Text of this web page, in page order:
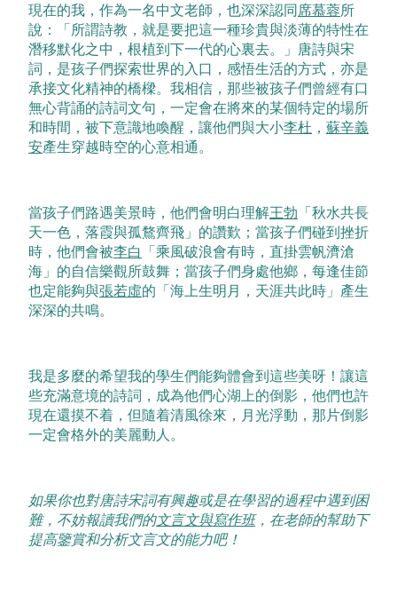
現在的我，作為一名中文老師，也深深認同席慕蓉所
說：「所謂詩教，就是要把這一種珍貴與淡薄的特性在
潛移默化之中，根植到下一代的心裏去。」唐詩與宋
詞，是孩子們探索世界的入口，感悟生活的方式，亦是
承接文化精神的橋樑。我相信，那些被孩子們曾經有口
無心背誦的詩詞文句，一定會在將來的某個特定的場所
和時間，被下意識地喚醒，讓他們與大小李杜 ， 蘇辛義
安產生穿越時空的心意相通。
當孩子們路遇美景時，他們會明白理解王勃 「秋水共長
天一色，落霞與孤鶩齊飛」的讚歎；當孩子們碰到挫折
時，他們會被李白 「乘風破浪會有時，直掛雲帆濟滄
海」的自信樂觀所鼓舞；當孩子們身處他鄉，每逢佳節
也定能夠與張若虛的「海上生明月，天涯共此時」產生
深深的共鳴。
我是多麼的希望我的學生們能夠體會到這些美呀！讓這
些充滿意境的詩詞，成為他們心湖上的倒影，他們也許
現在還摸不着，但隨着清風徐來，月光浮動，那片倒影
一定會格外的美麗動人。
如果你也對唐詩宋詞有興趣或是在學習的過程中遇到困
難，不妨報讀我們的文言文與寫作班，在老師的幫助下
提高鑒賞和分析文言文的能力吧！